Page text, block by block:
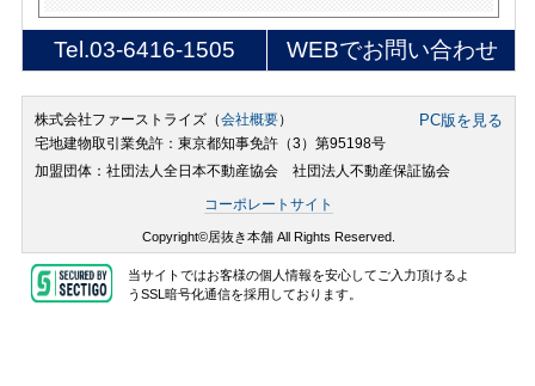
Tel.03-6416-1505 WEBでお問い合わせ
株式会社ファーストライズ（会社概要） PC版を見る
宅地建物取引業免許：東京都知事免許（3）第95198号
加盟団体：社団法人全日本不動産協会 社団法人不動産保証協会
コーポレートサイト
Copyright©居抜き本舗 All Rights Reserved.
当サイトではお客様の個人情報を安心してご入力頂けるよ
うSSL暗号化通信を採用しております。